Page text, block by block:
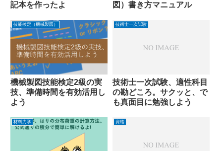
記本を作ったよ
図）書き方マニュアル
技能検定（機械製図）
機械製図技能検定2級の実
技、準備時間を有効活用し
よう
技術士一次試験
技術士一次試験、適性科目
の勘どころ。サクッと、で
も真面目に勉強しよう
材料力学 資格